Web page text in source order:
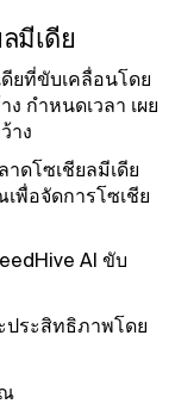
มีเดีย
ยที่ขับเคลื่อนโดย
กําหนดเวลา เผย
าง
ดโซเชียลมีเดีย
พื่อจัดการโซเชีย
AI ขับ
ระสิทธิภาพโดย